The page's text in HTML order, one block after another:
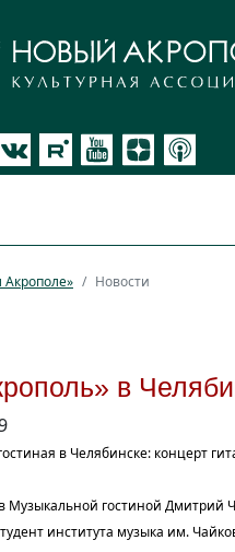
Новости
в
в Челябинске: концерт
Музыкальной гостиной Дмитрий
института музыка им.